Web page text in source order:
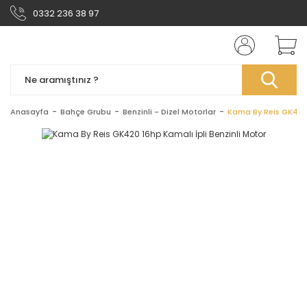
0332 236 38 97
Anasayfa Bahçe Grubu Benzinli - Dizel Motorlar Kama By Reis